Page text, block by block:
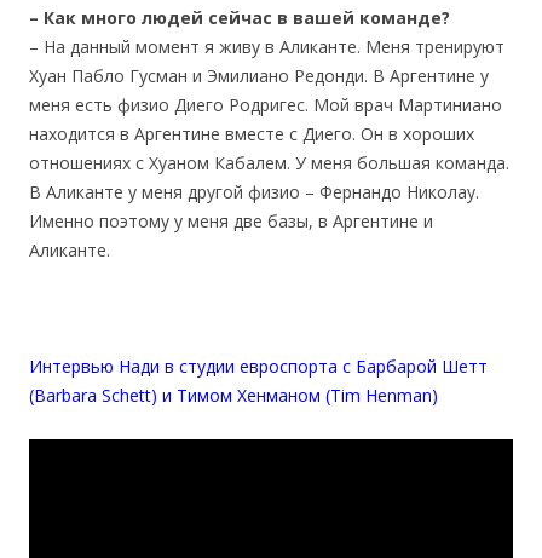
– Как много людей сейчас в вашей команде?
– На данный момент я живу в Аликанте. Меня тренируют
Хуан Пабло Гусман и Эмилиано Редонди. В Аргентине у
меня есть физио Диего Родригес. Мой врач Мартиниано
находится в Аргентине вместе с Диего. Он в хороших
отношениях с Хуаном Кабалем. У меня большая команда.
В Аликанте у меня другой физио – Фернандо Николау.
Именно поэтому у меня две базы, в Аргентине и
Аликанте.
Интервью Нади в студии евроспорта с Барбарой Шетт
(Barbara Schett) и Тимом Хенманом (Tim Henman)